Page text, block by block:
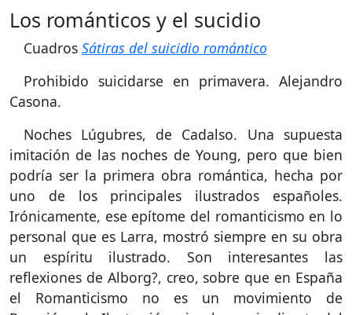
Los románticos y el sucidio
Cuadros Sátiras del suicidio romántico
Prohibido suicidarse en primavera. Alejandro
Casona.
Noches Lúgubres, de Cadalso. Una supuesta
imitación de las noches de Young, pero que bien
podría ser la primera obra romántica, hecha por
uno de los principales ilustrados españoles.
Irónicamente, ese epítome del romanticismo en lo
personal que es Larra, mostró siempre en su obra
un espíritu ilustrado. Son interesantes las
reflexiones de Alborg?, creo, sobre que en España
el Romanticismo no es un movimiento de